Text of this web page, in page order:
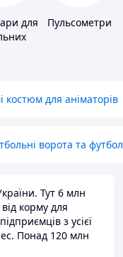
для
Пульсометри
костюм для аніматорів
ворота та
Тут 6 млн
корму для
з усієї
Понад 120 млн